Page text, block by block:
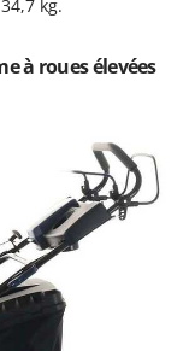
kg.
à roues élevées